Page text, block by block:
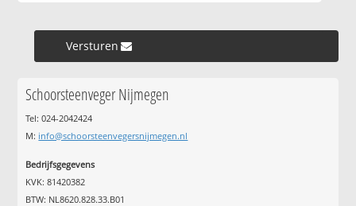
Versturen »
Schoorsteenveger Nijmegen
Tel: 024-2042424
M: info@schoorsteenvegersnijmegen.nl
Bedrijfsgegevens
KVK: 81420382
BTW: NL8620.828.33.B01